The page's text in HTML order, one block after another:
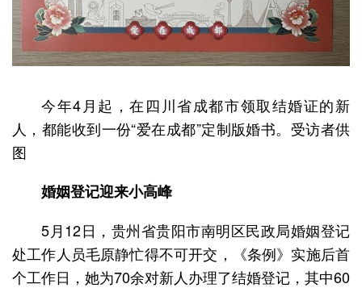
今年4月起，在四川省成都市领取结婚证的新
人，都能收到一份“爱在成都”定制版婚书。受访者供
图
婚姻登记迎来小高峰
5月12日，贵州省贵阳市南明区民政局婚姻登记
处工作人员毛原静忙得不可开交，《条例》实施后首
个工作日，她为70余对新人办理了结婚登记，其中60